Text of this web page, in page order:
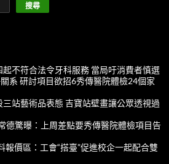
搜尋
不符合法令牙科服務 當局吁消費者慎選
系 研討項目欲招6秀傳醫院體檢24個家
站藝術品表態 吉寶站壁畫讓公眾透視過
德驚曝：上周差點要秀傳醫院體檢項目告
報價區：工會“搭臺”促進校企一起配合雙